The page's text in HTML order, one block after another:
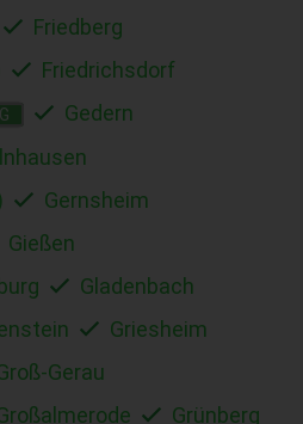
Friedberg
Friedrichsdorf
G
Gedern
Gernsheim
Gießen
Gladenbach
Griesheim
Gerau
Grünberg